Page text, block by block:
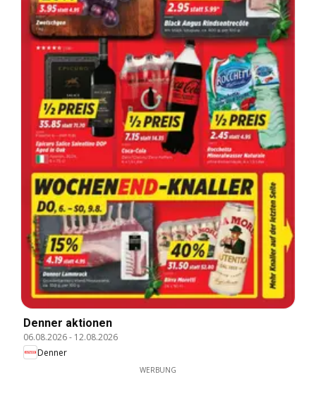
Denner aktionen
06.08.2026- 12.08.2026
Denner
WERBUNG